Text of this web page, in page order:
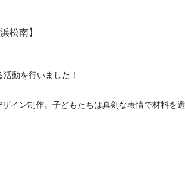
松南】
動を行いました！
イン制作。子どもたちは真剣な表情で材料を